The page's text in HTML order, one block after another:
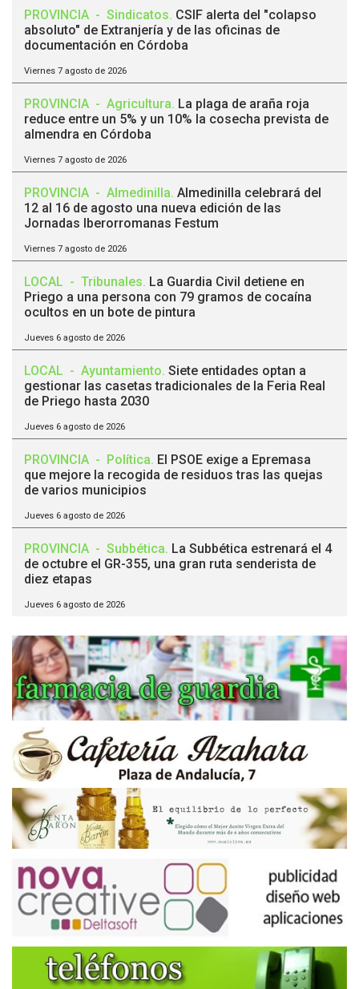
PROVINCIA - Sindicatos. CSIF alerta del "colapso
absoluto" de Extranjería y de las oficinas de
documentación en Córdoba
Viernes 7 agosto de 2026
PROVINCIA - Agricultura. La plaga de araña roja
reduce entre un 5% y un 10% la cosecha prevista de
almendra en Córdoba
Viernes 7 agosto de 2026
PROVINCIA - Almedinilla. Almedinilla celebrará del
12 al 16 de agosto una nueva edición de las
Jornadas Iberorromanas Festum
Viernes 7 agosto de 2026
LOCAL - Tribunales. La Guardia Civil detiene en
Priego a una persona con 79 gramos de cocaína
ocultos en un bote de pintura
Jueves 6 agosto de 2026
LOCAL - Ayuntamiento. Siete entidades optan a
gestionar las casetas tradicionales de la Feria Real
de Priego hasta 2030
Jueves 6 agosto de 2026
PROVINCIA - Política. El PSOE exige a Epremasa
que mejore la recogida de residuos tras las quejas
de varios municipios
Jueves 6 agosto de 2026
PROVINCIA - Subbética. La Subbética estrenará el 4
de octubre el GR-355, una gran ruta senderista de
diez etapas
Jueves 6 agosto de 2026